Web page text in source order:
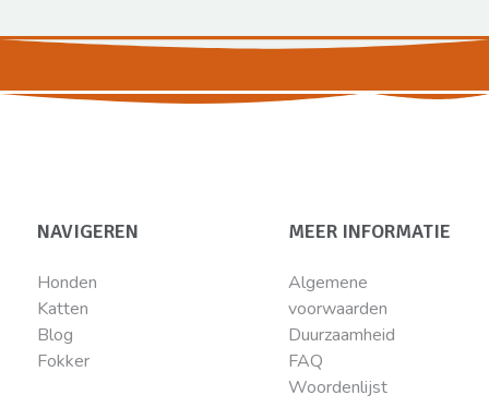
NAVIGEREN
Honden
Katten
Blog
Fokker
MEER INFORMATIE
Algemene
voorwaarden
Duurzaamheid
FAQ
Woordenlijst